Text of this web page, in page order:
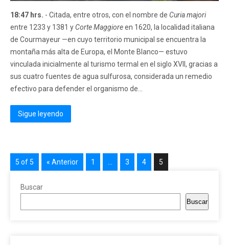
18:47 hrs. - Citada, entre otros, con el nombre de Curia majori
entre 1233 y 1381 y Corte Maggioreen 1620, la localidad italiana
de Courmayeur —en cuyo territorio municipal se encuentra la
montaña más alta de Europa, el Monte Blanco— estuvo
vinculada inicialmente al turismo termal en el siglo XVII, gracias a
sus cuatro fuentes de agua sulfurosa, considerada un remedio
efectivo para defender el organismo de...
Sigue leyendo
5 of 5 « Anterior 1 3 4 5
Buscar
Buscar